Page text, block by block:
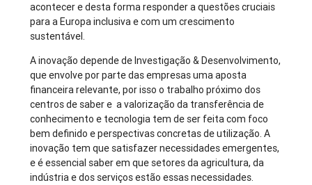
acontecer e desta forma responder a questões cruciais
para a Europa inclusiva e com um crescimento
sustentável.
A inovação depende de Investigação & Desenvolvimento,
que envolve por parte das empresas uma aposta
financeira relevante, por isso o trabalho próximo dos
centros de saber e a valorização da transferência de
conhecimento e tecnologia tem de ser feita com foco
bem definido e perspectivas concretas de utilização. A
inovação tem que satisfazer necessidades emergentes,
e é essencial saber em que setores da agricultura, da
indústria e dos serviços estão essas necessidades.